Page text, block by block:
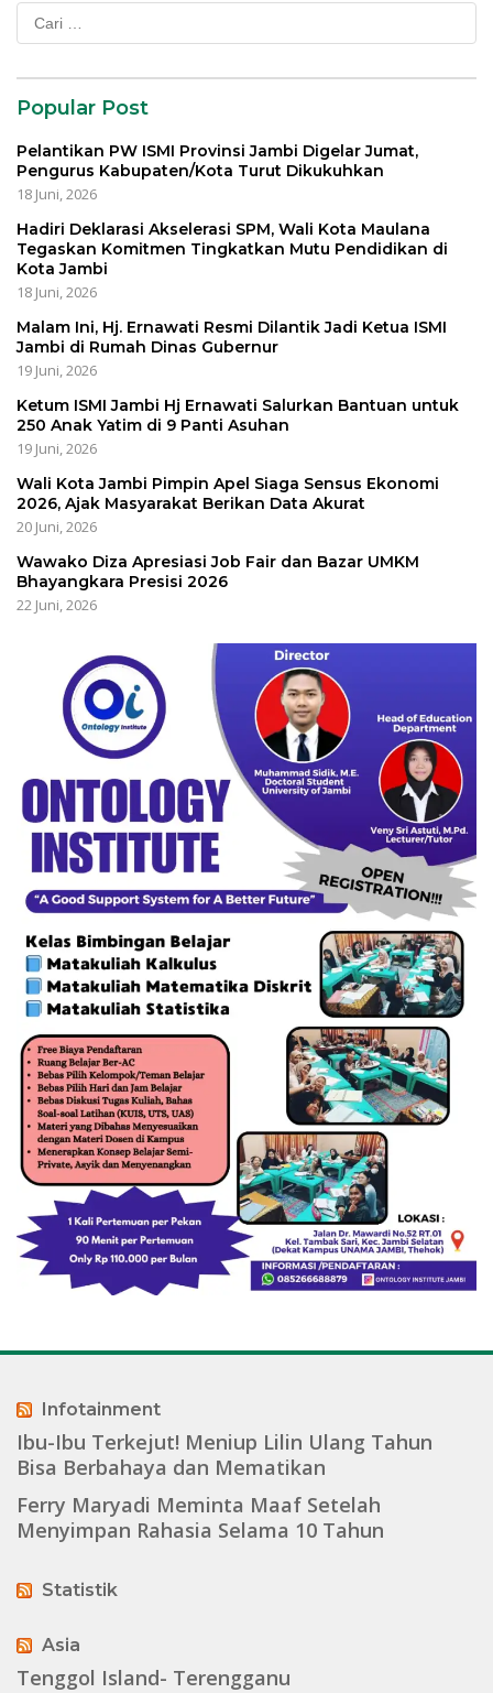
Cari
untuk:
Popular Post
Pelantikan PW ISMI Provinsi Jambi Digelar Jumat,
Pengurus Kabupaten/Kota Turut Dikukuhkan
18 Juni, 2026
Hadiri Deklarasi Akselerasi SPM, Wali Kota Maulana
Tegaskan Komitmen Tingkatkan Mutu Pendidikan di
Kota Jambi
18 Juni, 2026
Malam Ini, Hj. Ernawati Resmi Dilantik Jadi Ketua ISMI
Jambi di Rumah Dinas Gubernur
19 Juni, 2026
Ketum ISMI Jambi Hj Ernawati Salurkan Bantuan untuk
250 Anak Yatim di 9 Panti Asuhan
19 Juni, 2026
Wali Kota Jambi Pimpin Apel Siaga Sensus Ekonomi
2026, Ajak Masyarakat Berikan Data Akurat
20 Juni, 2026
Wawako Diza Apresiasi Job Fair dan Bazar UMKM
Bhayangkara Presisi 2026
22 Juni, 2026
Infotainment
Ibu-Ibu Terkejut! Meniup Lilin Ulang Tahun
Bisa Berbahaya dan Mematikan
Ferry Maryadi Meminta Maaf Setelah
Menyimpan Rahasia Selama 10 Tahun
Statistik
Asia
Tenggol Island- Terengganu